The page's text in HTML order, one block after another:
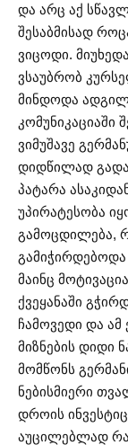
და არც აქ
შესაბმისად
ვიცოდი.
ვსაუბრობ
მინდოდა
კომუნიკაციაში
ვიმუშავე
დიდწილად
პატარა
უპირატესობა
გამოცდილება,
მაინც
ქვეყანაში
ჩამოვედი და
მიზნების დიდი
მომწონს
ნებისმიერი
დროის
აუცილებლად